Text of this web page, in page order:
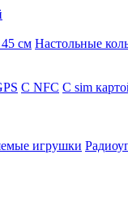
см Настольные
C NFC C sim
игрушки